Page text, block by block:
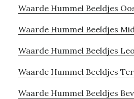
Waarde Hummel Beeldjes
Waarde Hummel Beeldjes
Waarde Hummel Beeldjes
Waarde Hummel Beeldjes
Waarde Hummel Beeldjes